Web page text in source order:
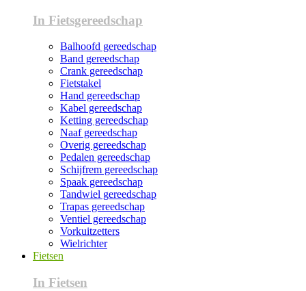
In Fietsgereedschap
Balhoofd gereedschap
Band gereedschap
Crank gereedschap
Fietstakel
Hand gereedschap
Kabel gereedschap
Ketting gereedschap
Naaf gereedschap
Overig gereedschap
Pedalen gereedschap
Schijfrem gereedschap
Spaak gereedschap
Tandwiel gereedschap
Trapas gereedschap
Ventiel gereedschap
Vorkuitzetters
Wielrichter
Fietsen
In Fietsen